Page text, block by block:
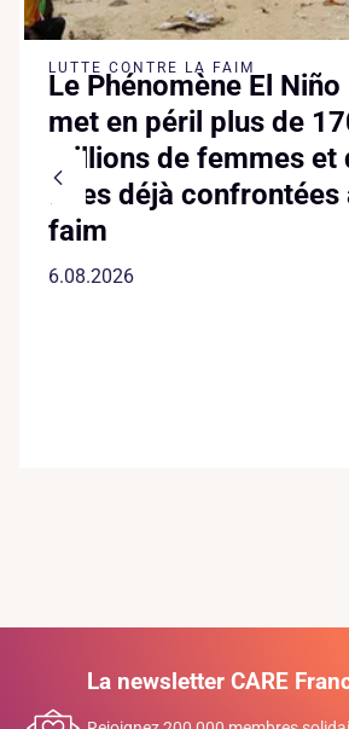
LUTTE CONTRE LA FAIM
Le Phénomène El Niño
met en péril plus de
millions de femmes et
filles déjà confrontées
faim
6.08.2026
La newsletter CARE